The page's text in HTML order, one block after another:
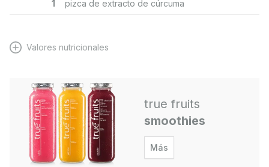
1 pizca de extracto de cúrcuma
Valores nutricionales
true fruits
smoothies
Más